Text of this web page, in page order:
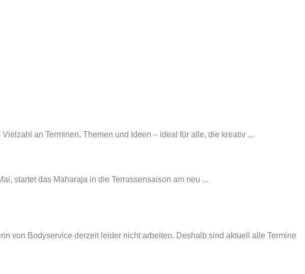
an Terminen, Themen und Ideen – ideal für alle, die kreativ ...
startet das Maharaja in die Terrassensaison am neu ...
von Bodyservice derzeit leider nicht arbeiten. Deshalb sind aktuell alle Termine